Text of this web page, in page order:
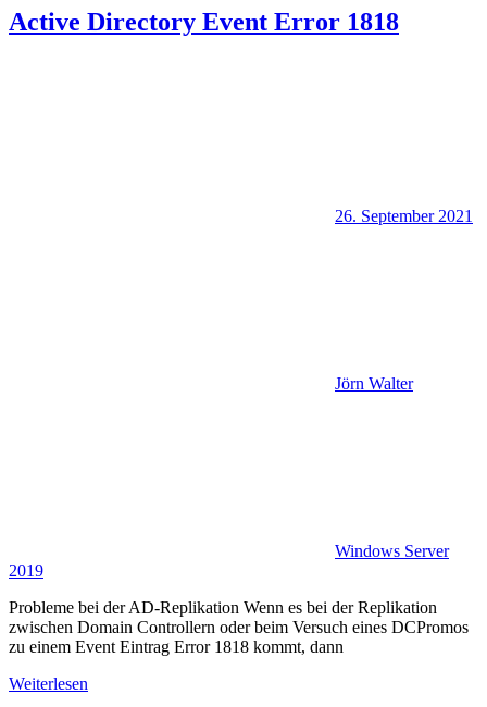
Active Directory Event Error 1818
26. September 2021
Jörn Walter
Windows Server
2019
Probleme bei der AD-Replikation Wenn es bei der Replikation
zwischen Domain Controllern oder beim Versuch eines DCPromos
zu einem Event Eintrag Error 1818 kommt, dann
Weiterlesen